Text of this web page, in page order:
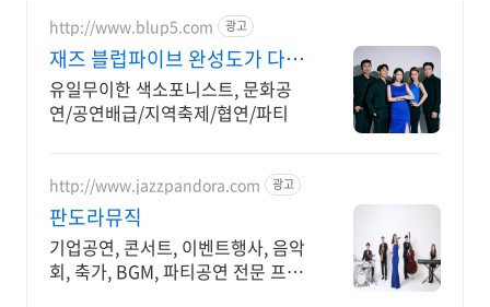
http://www.blup5.com 광고
재즈 블럽파이브 완성도가 다른
공연기획
유일무이한 색소포니스트, 문화공
연/공연배급/지역축제/협연/파티
http://www.jazzpandora.com 광고
판도라뮤직
기업공연, 콘서트, 이벤트행사, 음악
회, 축가, BGM, 파티공연 전문 프로